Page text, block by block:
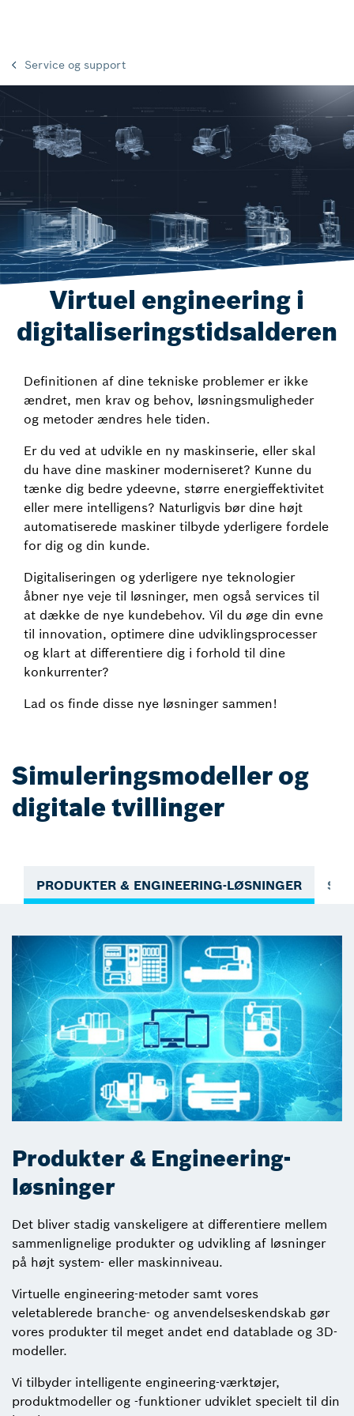
Service og support
Virtuel engineering i
digitaliseringstidsalderen
Definitionen af dine tekniske problemer er ikke
ændret, men krav og behov, løsningsmuligheder
og metoder ændres hele tiden.
Er du ved at udvikle en ny maskinserie, eller skal
du have dine maskiner moderniseret? Kunne du
tænke dig bedre ydeevne, større energieffektivitet
eller mere intelligens? Naturligvis bør dine højt
automatiserede maskiner tilbyde yderligere fordele
for dig og din kunde.
Digitaliseringen og yderligere nye teknologier
åbner nye veje til løsninger, men også services til
at dække de nye kundebehov. Vil du øge din evne
til innovation, optimere dine udviklingsprocesser
og klart at differentiere dig i forhold til dine
konkurrenter?
Lad os finde disse nye løsninger sammen!
Simuleringsmodeller og
digitale tvillinger
PRODUKTER & ENGINEERING-LØSNINGER
Produkter & Engineering-
løsninger
Det bliver stadig vanskeligere at differentiere mellem
sammenlignelige produkter og udvikling af løsninger
på højt system- eller maskinniveau.
Virtuelle engineering-metoder samt vores
veletablerede branche- og anvendelseskendskab gør
vores produkter til meget andet end datablade og 3D-
modeller.
Vi tilbyder intelligente engineering-værktøjer,
produktmodeller og -funktioner udviklet specielt til din